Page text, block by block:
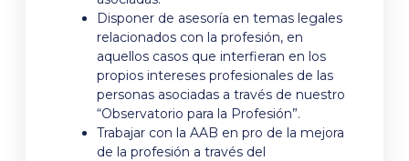
Disponer de asesoría en temas legales
relacionados con la profesión, en
aquellos casos que interfieran en los
propios intereses profesionales de las
personas asociadas a través de nuestro
“Observatorio para la Profesión”.
Trabajar con la AAB en pro de la mejora
de la profesión a través del